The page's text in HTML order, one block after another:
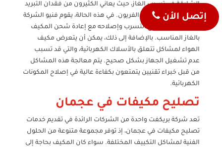
الشارقة في تسرب الغاز، حيث يعاني الكثيرون من فقدان التبريد
الناتج عن تسرب مادة الفريون. في هذه الحالة، يقوم فنيو الشركة
بالكشف عن موقع التسرب وإصلاحه مع إعادة شحن المكيف
بالغاز المناسب. بالإضافة إلى ذلك، يمكن أن يتعرض مكيف
الهواء لمشاكل تتعلق بالأسلاك الكهربائية، والتي قد تسبب
عدم تشغيل الجهاز بشكل صحيح. يتم معالجة هذه المشاكل
من قبل خبراء تقنيين يتمتعون بكفاءة عالية في إصلاح المكونات
الكهربائية.
تصليح مكيفات في عجمان
تعد شركة بريكفت واحدة من الشركات الرائدة في تقديم خدمات
تصليح مكيفات في عجمان، إذ توفر مجموعة متنوعة من الحلول
الفنية لمشاكل التكييف المختلفة. سواء كان المكيف بحاجة إلى
إتصل الأن